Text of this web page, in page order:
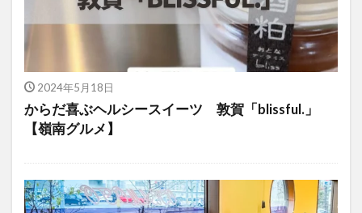
2024年5月18日
からだ喜ぶヘルシースイーツ 敦賀「blissful.」
【嶺南グルメ】